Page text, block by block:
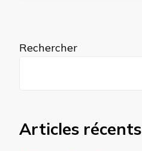
Rechercher
Articles récents